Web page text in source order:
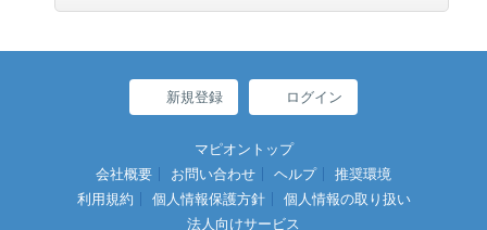
新規登録 ログイン
マピオントップ
会社概要
お問い合わせ ヘルプ
推奨環境
利用規約
個人情報保護方針
個人情報の取り扱い
法人向けサービス